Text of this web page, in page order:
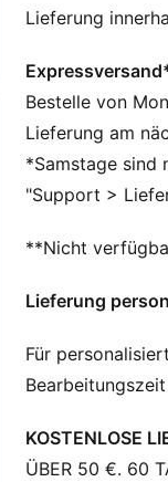
Hergestellt aus
Entworfen für:
Passform:
Länge: Regulär
Mit Kapuze
Hauptmaterial:
Lange Ärmel
PUMA
Lieferung
Bestelle von
Lieferung am
*Samstage sind
"Support >
**Nicht
Lieferung
Für
KOSTENLOSE
ÜBER 50 €. 60